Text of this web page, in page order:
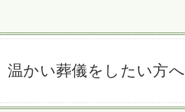
温かい葬儀をしたい方へ